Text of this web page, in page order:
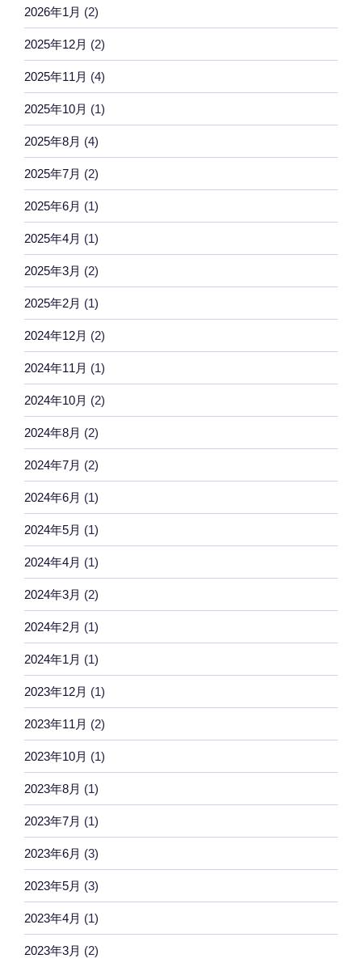
2026年1月 (2)
2025年12月 (2)
2025年11月 (4)
2025年10月 (1)
2025年8月 (4)
2025年7月 (2)
2025年6月 (1)
2025年4月 (1)
2025年3月 (2)
2025年2月 (1)
2024年12月 (2)
2024年11月 (1)
2024年10月 (2)
2024年8月 (2)
2024年7月 (2)
2024年6月 (1)
2024年5月 (1)
2024年4月 (1)
2024年3月 (2)
2024年2月 (1)
2024年1月 (1)
2023年12月 (1)
2023年11月 (2)
2023年10月 (1)
2023年8月 (1)
2023年7月 (1)
2023年6月 (3)
2023年5月 (3)
2023年4月 (1)
2023年3月 (2)